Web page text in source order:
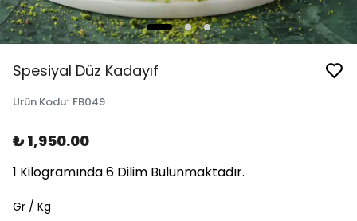
Spesiyal Düz Kadayıf
Ürün Kodu: FB049
₺ 1,950.00
1 Kilogramında 6 Dilim Bulunmaktadır.
Gr / Kg